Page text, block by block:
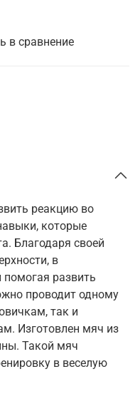
в сравнение
реакцию во
которые
Благодаря своей
в
развить
проводит одному
так и
Изготовлен мяч из
Такой мяч
в веселую